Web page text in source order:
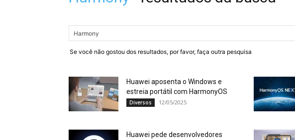
Se você não gostou dos resultados, por favor, faça outra pesquisa
Huawei aposenta o Windows e
estreia portátil com HarmonyOS
Diversos 12/05/2025
Huawei pede desenvolvedores